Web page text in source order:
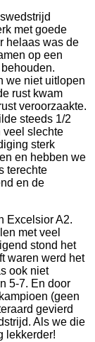
met goede
helaas was de
op een
we niet uitlopen
rust kwam
veroorzaakte.
steeds 1/2
veel slechte
sterk
en hebben we
terechte
en de
Excelsior A2.
met veel
stond het
waren werd het
ook niet
5-7. En door
(geen
gevierd
Als we die
lekkerder!